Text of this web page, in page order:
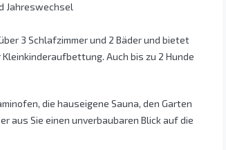
Jahreswechsel
3 Schlafzimmer und 2 Bäder und bietet
Auch bis zu 2 Hunde
die hauseigene Sauna, den Garten
aus Sie einen unverbaubaren Blick auf die